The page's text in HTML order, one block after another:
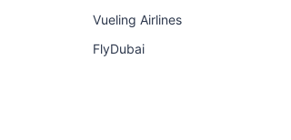
Vueling Airlines
FlyDubai